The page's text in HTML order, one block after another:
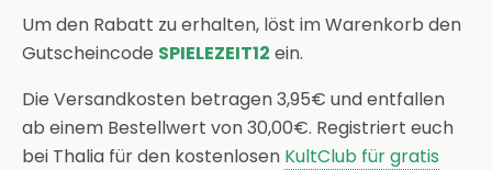
Um den Rabatt zu erhalten, löst im Warenkorb den
Gutscheincode SPIELEZEIT12 ein.
Die Versandkosten betragen 3,95€ und entfallen
ab einem Bestellwert von 30,00€. Registriert euch
bei Thalia für den kostenlosen KultClub für gratis